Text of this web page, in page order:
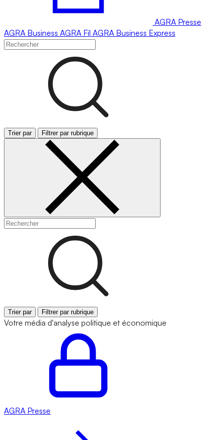
AGRA Presse
AGRA Business AGRA Fil AGRA Business Express
Trier par Filtrer par rubrique
Trier par Filtrer par rubrique
Votre média d'analyse politique et économique
AGRA Presse